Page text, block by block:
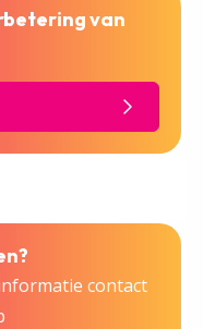
van
contact